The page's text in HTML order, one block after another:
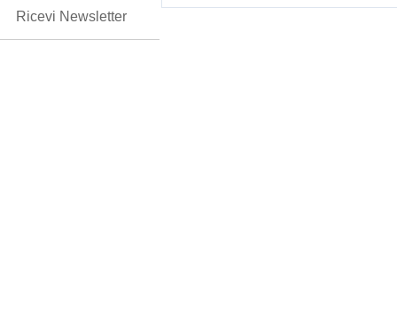
Ricevi Newsletter